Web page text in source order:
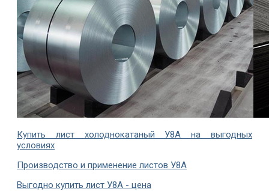
Купить лист холоднокатаный У8А на выгодных
условиях
Производство и применение листов У8А
Выгодно купить лист У8А - цена